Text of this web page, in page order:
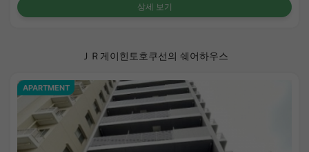
상세 보기
ＪＲ게이힌토호쿠선의 쉐어하우스
APARTMENT